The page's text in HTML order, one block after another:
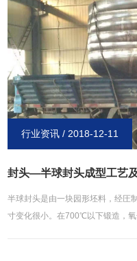
能、焊接性能、运转性能以及工
质量、铸造工艺设计质量、铸造工
业管理质量等来保证的。
行业资讯 / 2018-12-11
封头—半球封头成型工艺
半球封头是由一块园形坯料，经圧
寸变化很小。在700℃以下锻造，